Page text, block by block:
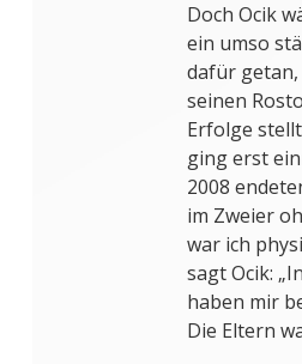
Doch Ocik
ein umso
dafür getan,
seinen
Erfolge
ging erst
2008
im Zweier
war ich
sagt Ocik:
haben mir
Die Eltern